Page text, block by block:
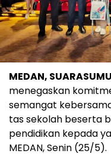
MEDAN,
menegaskan
semangat
tas sekolah beserta
pendidikan kepada
MEDAN, Senin (25/5).